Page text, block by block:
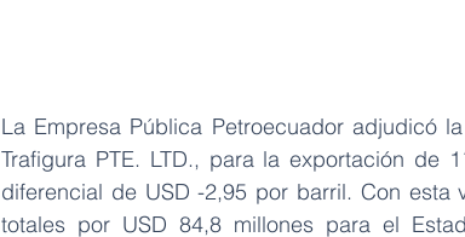
La Empresa Pública Petroecuador adjudicó
Trafigura PTE. LTD., para la exportación de
diferencial de USD -2,95 por barril. Con
totales por USD 84,8 millones para el